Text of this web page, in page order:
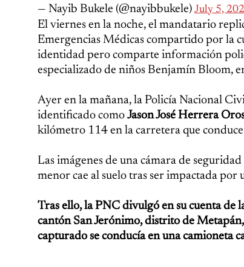
— Nayib Bukele (@nayibbukele) July 5,
El viernes en la noche, el mandatario
Emergencias Médicas compartido por la
identidad pero comparte información
especializado de niños Benjamín Bloom,
Ayer en la mañana, la Policía Nacional
identificado como Jason José Herrera
kilómetro 114 en la carretera que
Las imágenes de una cámara de
menor cae al suelo tras ser impactada por
Tras ello, la PNC divulgó en su cuenta de
cantón San Jerónimo, distrito de
capturado se conducía en una camioneta